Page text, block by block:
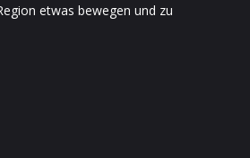
etwas bewegen und zu